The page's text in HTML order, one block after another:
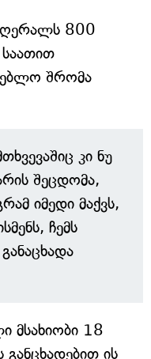
800
შრომა
კი ნუ
შეცდომა,
იმედი მაქვს,
ჩემს
მსახიობი 18
ის